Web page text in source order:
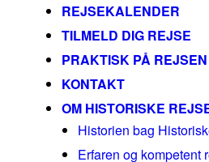
REJSEKALENDER
TILMELD DIG REJSE
PRAKTISK PÅ REJSEN
KONTAKT
OM HISTORISKE
Historien bag
Erfaren og kompetent